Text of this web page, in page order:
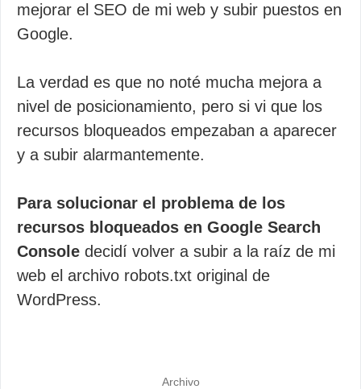
mejorar el SEO de mi web y subir puestos en
Google.
La verdad es que no noté mucha mejora a
nivel de posicionamiento, pero si vi que los
recursos bloqueados empezaban a aparecer
y a subir alarmantemente.
Para solucionar el problema de los
recursos bloqueados en Google Search
Console decidí volver a subir a la raíz de mi
web el archivo robots.txt original de
WordPress.
Archivo